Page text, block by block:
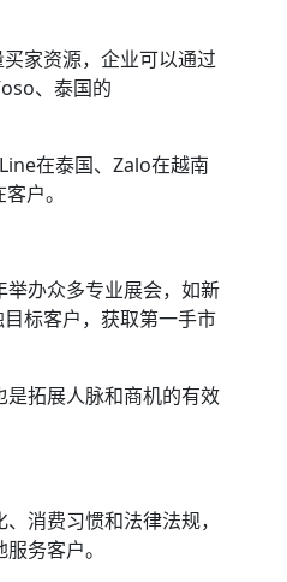
家资源，企业可以通过
、泰国的
在泰国、Zalo在越南
户。
办众多专业展会，如新
标客户，获取第一手市
拓展人脉和商机的有效
消费习惯和法律法规，
务客户。